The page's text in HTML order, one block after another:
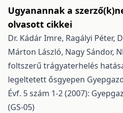
Ugyanannak a
olvasott cikkei
Dr. Kádár Imre, Ragályi Péter,
Márton László, Nagy Sándor,
foltszerű trágyaterhelés
legeltetett ősgyepen
Évf. 5 szám 1-2 (2007):
(GS-05)